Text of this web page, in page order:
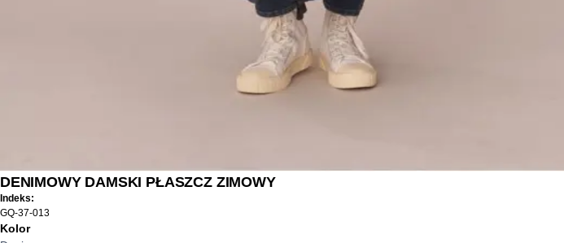
DENIMOWY DAMSKI PŁASZCZ ZIMOWY
Indeks:
GQ-37-013
Kolor